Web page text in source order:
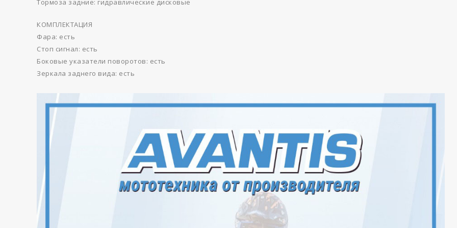
Тормоза задние: гидравлические дисковые
КОМПЛЕКТАЦИЯ
Фара: есть
Стоп сигнал: есть
Боковые указатели поворотов: есть
Зеркала заднего вида: есть